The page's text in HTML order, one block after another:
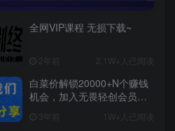
全网VIP课程 无损下载~
2年前 2.1W+人已阅读
白菜价解锁20000+N个赚钱
机会，加入无畏轻创会员，
3年前 1W+人已阅读